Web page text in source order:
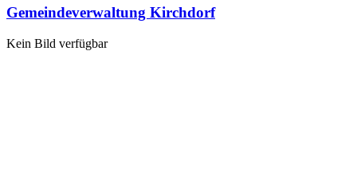
Gemeindeverwaltung Kirchdorf
Kein Bild verfügbar